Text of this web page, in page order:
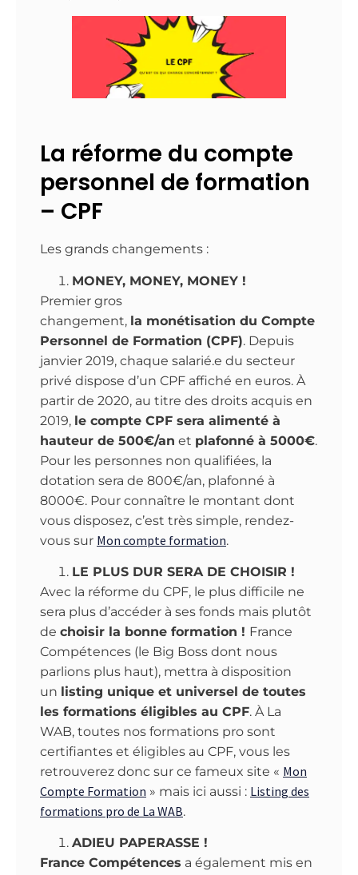
La réforme du compte
personnel de formation
– CPF
Les grands changements :
MONEY, MONEY, MONEY !
Premier gros
changement, la monétisation du Compte
Personnel de Formation (CPF). Depuis
janvier 2019, chaque salarié.e du secteur
privé dispose d’un CPF affiché en euros. À
partir de 2020, au titre des droits acquis en
2019, le compte CPF sera alimenté à
hauteur de 500€/an et plafonné à 5000€.
Pour les personnes non qualifiées, la
dotation sera de 800€/an, plafonné à
8000€. Pour connaître le montant dont
vous disposez, c’est très simple, rendez-
vous sur Mon compte formation.
LE PLUS DUR SERA DE CHOISIR !
Avec la réforme du CPF, le plus difficile ne
sera plus d’accéder à ses fonds mais plutôt
de choisir la bonne formation ! France
Compétences (le Big Boss dont nous
parlions plus haut), mettra à disposition
un listing unique et universel de toutes
les formations éligibles au CPF. À La
WAB, toutes nos formations pro sont
certifiantes et éligibles au CPF, vous les
retrouverez donc sur ce fameux site « Mon
Compte Formation » mais ici aussi : Listing des
formations pro de La WAB.
ADIEU PAPERASSE !
France Compétences a également mis en